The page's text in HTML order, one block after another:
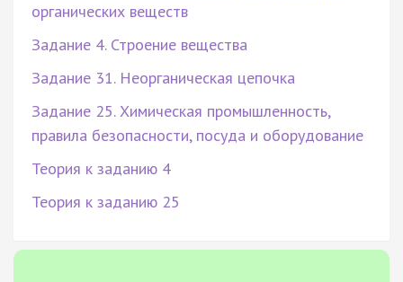
органических веществ
Задание 4. Строение вещества
Задание 31. Неорганическая цепочка
Задание 25. Химическая промышленность,
правила безопасности, посуда и оборудование
Теория к заданию 4
Теория к заданию 25